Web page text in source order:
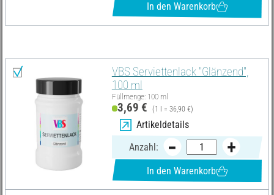
In den Warenkorb
VBS Serviettenlack "Glänzend",
100 ml
Füllmenge: 100 ml
3,69 € (1 l = 36,90 €)
Artikeldetails
Anzahl:
In den Warenkorb